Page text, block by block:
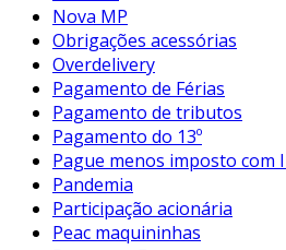
Nova MP
Obrigações acessórias
Overdelivery
Pagamento de Férias
Pagamento de tributos
Pagamento do 13º
Pague menos imposto com
Pandemia
Participação acionária
Peac maquininhas